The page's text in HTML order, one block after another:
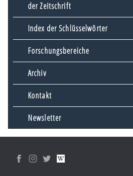
der Zeitschrift
Index der Schlüsselwörter
Forschungsbereiche
Archiv
Kontakt
Newsletter